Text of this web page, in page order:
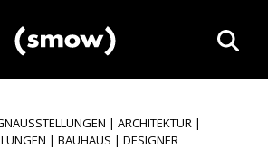
| ARCHITEKTUR|
| BAUHAUS | DESIGNER